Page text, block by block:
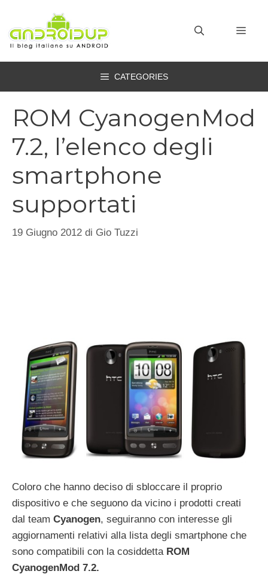
contenuto
CATEGORIES
ROM CyanogenMod
7.2, l’elenco degli
smartphone
supportati
19 Giugno 2012 di Gio Tuzzi
Coloro che hanno deciso di sbloccare il proprio
dispositivo e che seguono da vicino i prodotti creati
dal team Cyanogen, seguiranno con interesse gli
aggiornamenti relativi alla lista degli smartphone che
sono compatibili con la cosiddetta ROM
CyanogenMod 7.2.